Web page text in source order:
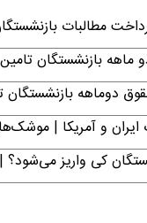
بازنشستگان امروز
بازنشستگان تامین
دوماهه
و آمریکا |
کی واریز